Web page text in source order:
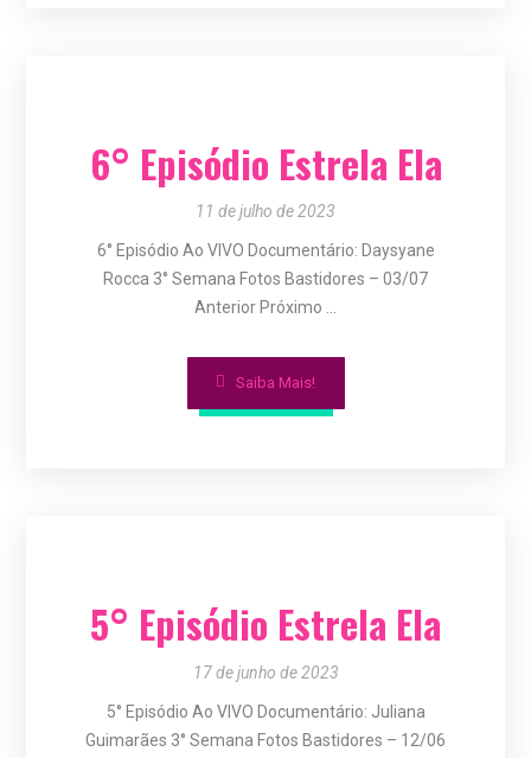
6° Episódio Estrela Ela
11 de julho de 2023
6° Episódio Ao VIVO Documentário: Daysyane
Rocca 3° Semana Fotos Bastidores – 03/07
Anterior Próximo ...
Saiba Mais!
5° Episódio Estrela Ela
17 de junho de 2023
5° Episódio Ao VIVO Documentário: Juliana
Guimarães 3° Semana Fotos Bastidores – 12/06